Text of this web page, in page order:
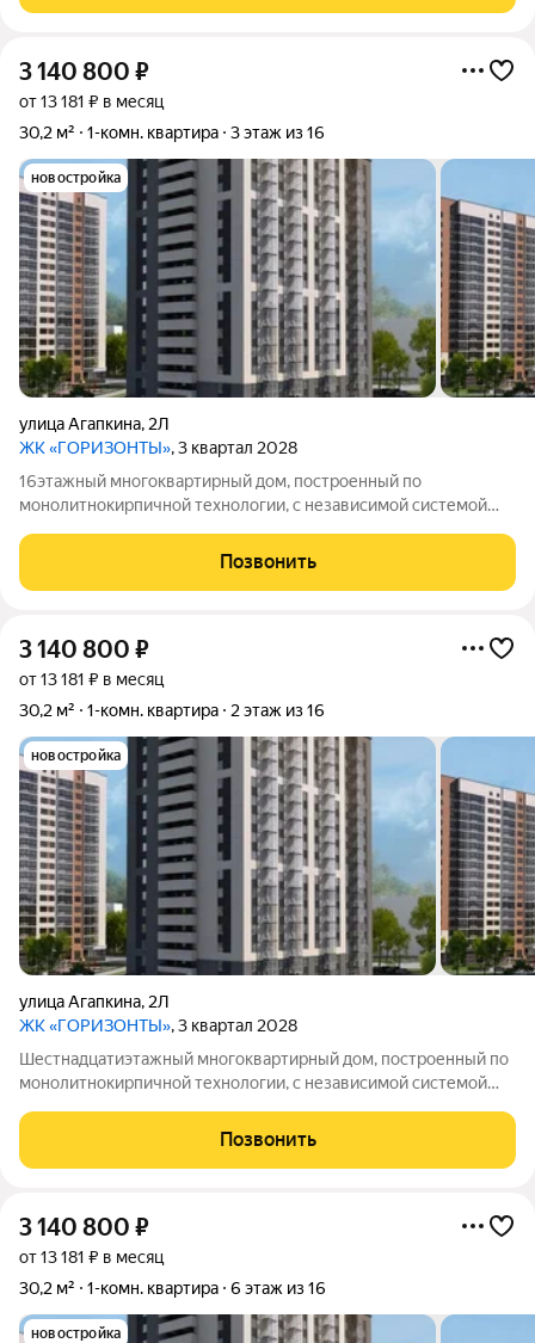
3 140 800 ₽
от 13 181 ₽ в месяц
30,2 м²
1-комн. квартира 3 этаж из 16
новостройка
улица Агапкина, 2Л
ЖК «ГОРИЗОНТЫ», 3 квартал 2028
16этажный многоквартирный дом, построенный по
монолитнокирпичной технологии, с независимой системой
Позвонить
3 140 800 ₽
от 13 181 ₽ в месяц
30,2 м²
1-комн. квартира 2 этаж из 16
новостройка
улица Агапкина, 2Л
ЖК «ГОРИЗОНТЫ», 3 квартал 2028
Шестнадцатиэтажный многоквартирный дом, построенный по
монолитнокирпичной технологии, с независимой системой
Позвонить
3 140 800 ₽
от 13 181 ₽ в месяц
30,2 м²
1-комн. квартира 6 этаж из 16
новостройка